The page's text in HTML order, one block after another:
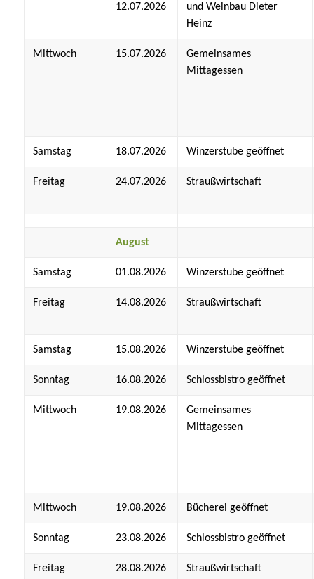
12.07.2026
und Weinbau Dieter
Heinz
Mittwoch 15.07.2026
Gemeinsames
Mittagessen
Samstag 18.07.2026 Winzerstube geöffnet
Freitag 24.07.2026 Straußwirtschaft
August
Samstag 01.08.2026 Winzerstube geöffnet
Freitag 14.08.2026 Straußwirtschaft
Samstag 15.08.2026 Winzerstube geöffnet
Sonntag 16.08.2026 Schlossbistro geöffnet
Mittwoch 19.08.2026
Gemeinsames
Mittagessen
Mittwoch 19.08.2026 Bücherei geöffnet
Sonntag 23.08.2026 Schlossbistro geöffnet
Freitag 28.08.2026 Straußwirtschaft